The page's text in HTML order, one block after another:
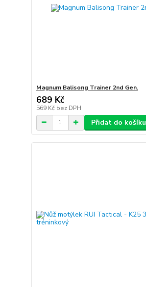
Magnum Balisong Trainer 2nd Gen.
689 Kč
569 Kč bez DPH
Přidat do košíku